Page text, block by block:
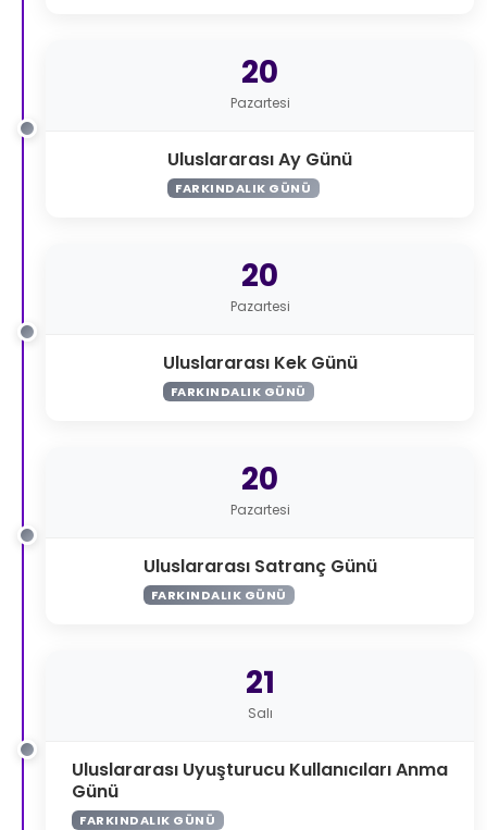
20
Pazartesi
Uluslararası Ay Günü
FARKINDALIK GÜNÜ
20
Pazartesi
Uluslararası Kek Günü
FARKINDALIK GÜNÜ
20
Pazartesi
Uluslararası Satranç Günü
FARKINDALIK GÜNÜ
21
Salı
Uluslararası Uyuşturucu Kullanıcıları Anma
Günü
FARKINDALIK GÜNÜ